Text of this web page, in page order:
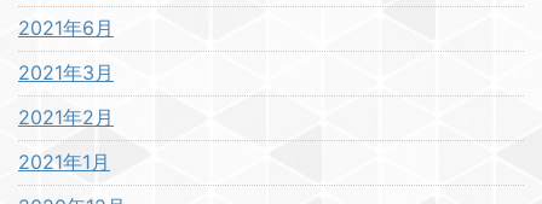
2021年6月
2021年3月
2021年2月
2021年1月